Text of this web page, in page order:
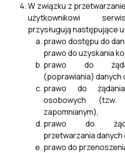
General:
roboty budowlane
19.01.2024
"Przebudowa
dla potrzeb
budynku Urzędu
Cieszanów”
Czytaj więcej ...
W związku z
użytkownikowi
przysługują następujące
prawo dostępu do
prawo do uzyskania
prawo do
(poprawiania) danych
prawo do
osobowych
zapomnianym),
prawo do
przetwarzania
prawo do